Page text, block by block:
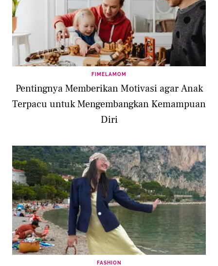
FIMELAMOM
Pentingnya Memberikan Motivasi agar Anak
Terpacu untuk Mengembangkan Kemampuan
Diri
FASHION